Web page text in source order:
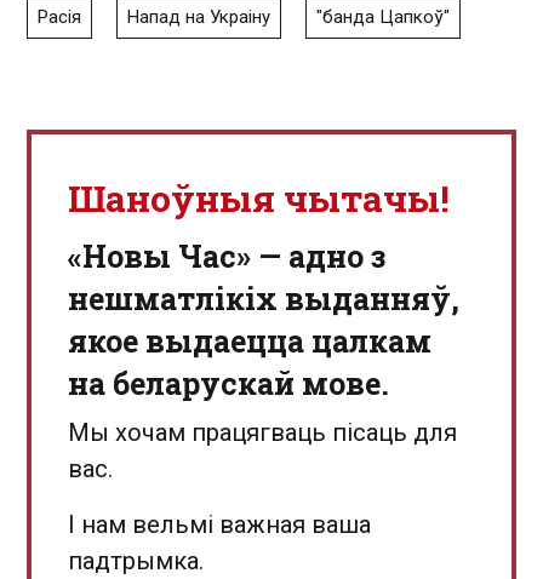
Расія Напад на Украіну "банда Цапкоў"
Шаноўныя чытачы!
«Новы Час» — адно з
нешматлікіх выданняў,
якое выдаецца цалкам
на беларускай мове.
Мы хочам працягваць пісаць для
вас.
І нам вельмі важная ваша
падтрымка.